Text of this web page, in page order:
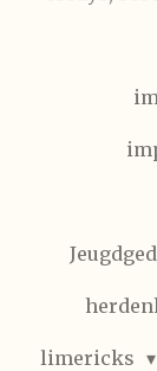
limericks